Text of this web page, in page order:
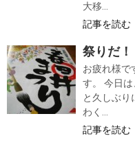
大移...
記事を読む
祭りだ！
お疲れ様で
す。 今日
と久しぶり
わく...
記事を読む